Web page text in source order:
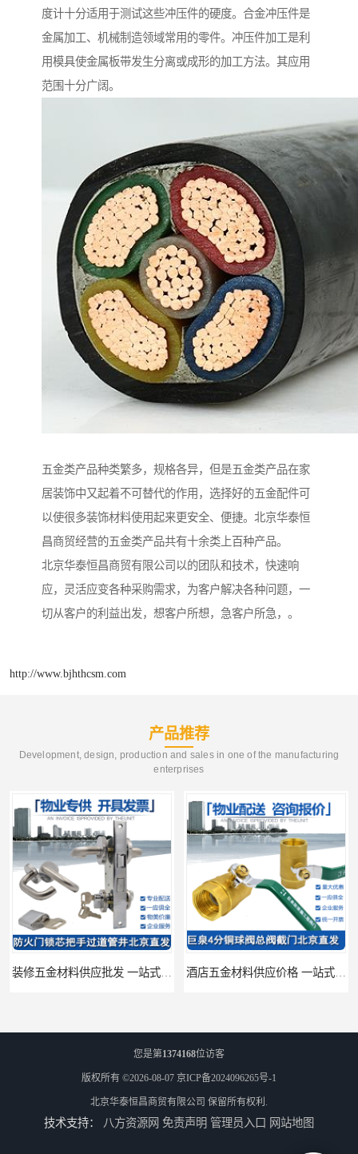
度计十分适用于测试这些冲压件的硬度。合金冲压件是
金属加工、机械制造领域常用的零件。冲压件加工是利
用模具使金属板带发生分离或成形的加工方法。其应用
范围十分广阔。
五金类产品种类繁多，规格各异，但是五金类产品在家
居装饰中又起着不可替代的作用，选择好的五金配件可
以使很多装饰材料使用起来更安全、便捷。北京华泰恒
昌商贸经营的五金类产品共有十余类上百种产品。
北京华泰恒昌商贸有限公司以的团队和技术，快速响
应，灵活应变各种采购需求，为客户解决各种问题，一
切从客户的利益出发，想客户所想，急客户所急，。
http://www.bjhthcsm.com
产品推荐
Development, design, production and sales in one of the manufacturing
enterprises
您是第1374168位访客
版权所有 ©2026-08-07 京ICP备2024096265号-1
北京华泰恒昌商贸有限公司 保留所有权利.
技术支持： 八方资源网 免责声明 管理员入口 网站地图